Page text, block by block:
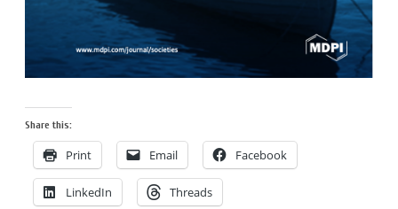
Share this:
Print Email Facebook
LinkedIn Threads